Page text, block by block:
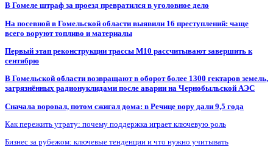
В Гомеле штраф за проезд превратился в уголовное дело
На посевной в Гомельской области выявили 16 преступлений: чаще
всего воруют топливо и материалы
Первый этап реконструкции трассы М10 рассчитывают завершить к
сентябрю
В Гомельской области возвращают в оборот более 1300 гектаров земель,
загрязнённых радионуклидами после аварии на Чернобыльской АЭС
Сначала воровал, потом сжигал дома: в Речице вору дали 9,5 года
Как пережить утрату: почему поддержка играет ключевую роль
Бизнес за рубежом: ключевые тенденции и что нужно учитывать